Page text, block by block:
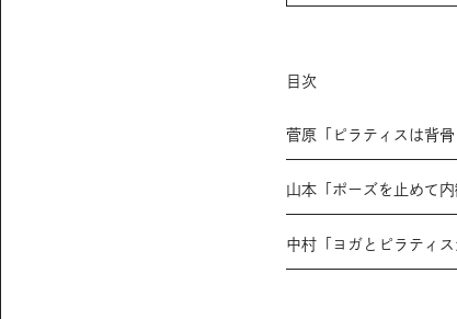
目次
菅原「ピラティスは背
山本「ポーズを止めて
中村「ヨガとピラティ